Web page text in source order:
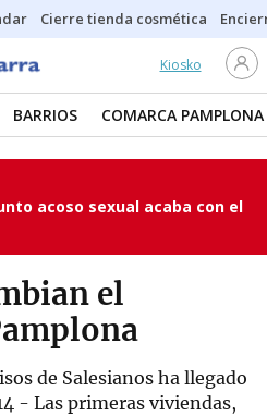
Cierre tienda cosmética
Kiosko
BARRIOS COMARCA PAMPLONA
acoso sexual acaba con el
el
de Salesianos ha llegado
- Las primeras viviendas,